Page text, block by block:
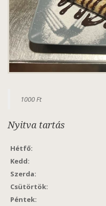
1000 Ft
Nyitva tartás
Hétfő:
Kedd:
Szerda:
Csütörtök:
Péntek: